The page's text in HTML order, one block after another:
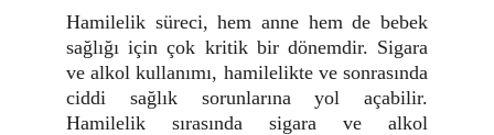
Hamilelik süreci, hem anne hem de bebek
sağlığı için çok kritik bir dönemdir. Sigara
ve alkol kullanımı, hamilelikte ve sonrasında
ciddi sağlık sorunlarına yol açabilir.
Hamilelik sırasında sigara ve alkol